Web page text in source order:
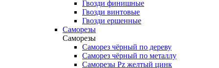
Гвозди финишные
Гвозди винтовые
Гвозди ершенные
Саморезы
Саморезы
Саморез чёрный по дереву
Саморез чёрный по металлу
Саморезы Pz желтый цинк